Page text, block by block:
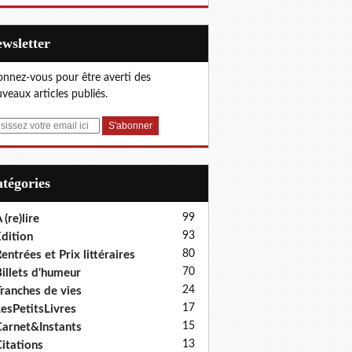
vous pour être averti des
articles publiés.
(re)lire 99
93
et Prix littéraires 80
d'humeur 70
de vies 24
17
15
13